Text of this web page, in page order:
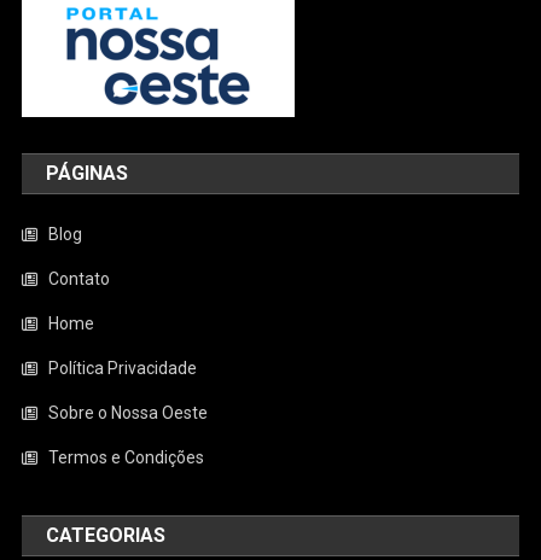
PÁGINAS
Blog
Contato
Home
Política Privacidade
Sobre o Nossa Oeste
Termos e Condições
CATEGORIAS